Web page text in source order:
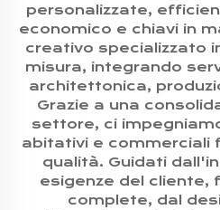
personalizzate,
economico e chiavi in
creativo specializzato
misura, integrando
architettonica,
Grazie a una
settore, ci
abitativi e commerciali
qualità. Guidati
esigenze del cliente,
complete, dal